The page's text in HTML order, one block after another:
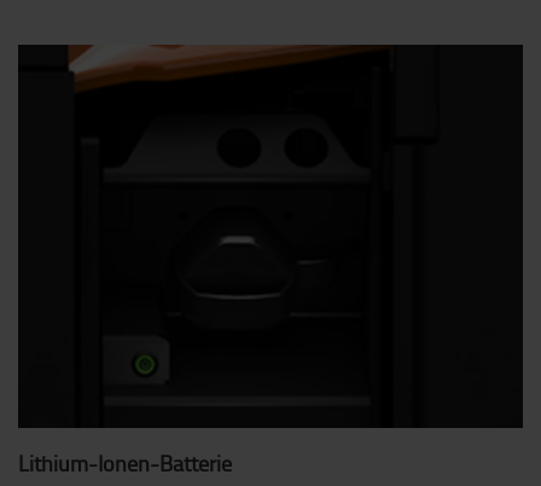
Lithium-Ionen-Batterie